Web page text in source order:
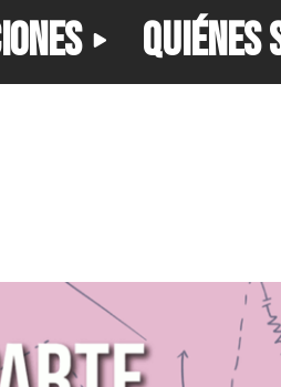
QUIÉNES